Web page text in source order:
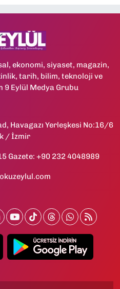
ekonomi, siyaset, magazin,
tarih, bilim, teknoloji ve
9 Eylül Medya Grubu
Havagazı Yerleşkesi No:16/6
/ İzmir
Gazete: +90 232 4048989